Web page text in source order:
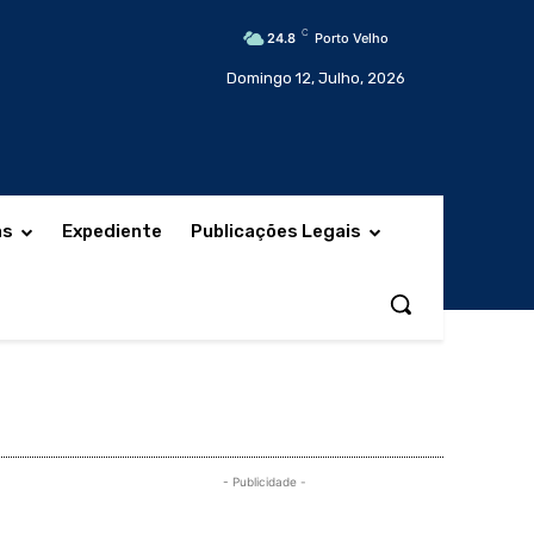
24.8 C Porto Velho
Domingo 12, Julho, 2026
Expediente Publicações Legais
- Publicidade -